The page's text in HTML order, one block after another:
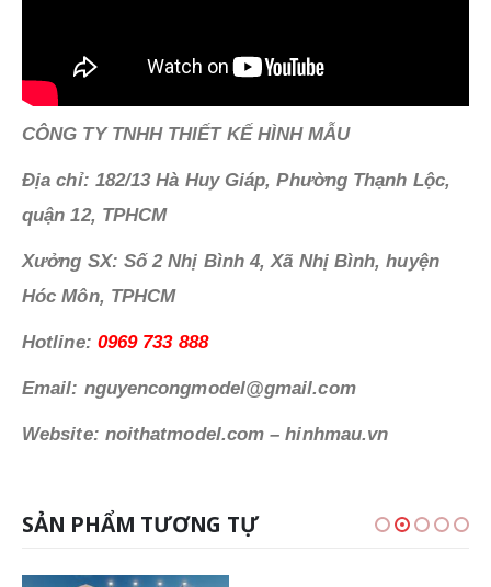
CÔNG TY TNHH THIẾT KẾ HÌNH MẪU
Địa chỉ: 182/13 Hà Huy Giáp, Phường Thạnh Lộc,
quận 12, TPHCM
Xưởng SX: Số 2 Nhị Bình 4, Xã Nhị Bình, huyện
Hóc Môn, TPHCM
Hotline: 0969 733 888
Email: nguyencongmodel@gmail.com
Website: noithatmodel.com – hinhmau.vn
SẢN PHẨM TƯƠNG TỰ